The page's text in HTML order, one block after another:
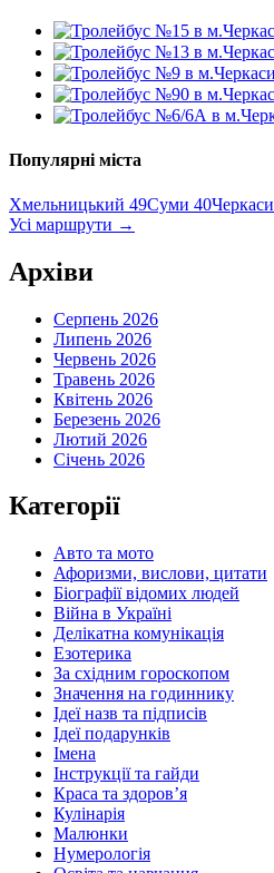
Популярні міста
Хмельницький 49Суми 40Черкаси
Усі маршрути →
Архіви
Серпень 2026
Липень 2026
Червень 2026
Травень 2026
Квітень 2026
Березень 2026
Лютий 2026
Січень 2026
Категорії
Авто та мото
Афоризми, вислови, цитати
Біографії відомих людей
Війна в Україні
Делікатна комунікація
Езотерика
За східним гороскопом
Значення на годиннику
Ідеї назв та підписів
Ідеї подарунків
Імена
Інструкції та гайди
Краса та здоровʼя
Кулінарія
Малюнки
Нумерологія